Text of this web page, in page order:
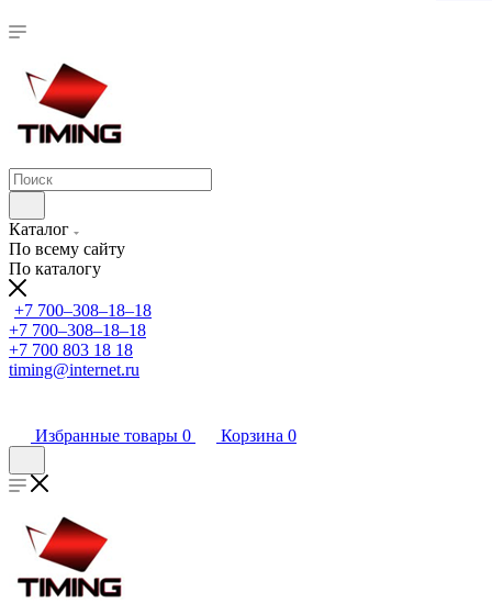
Каталог
По всему сайту
По каталогу
+7 700‒308‒18‒18
+7 700‒308‒18‒18
+7 700 803 18 18
timing@internet.ru
Избранные товары 0 Корзина 0